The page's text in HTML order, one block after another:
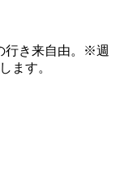
行き来自由。※週
ます。